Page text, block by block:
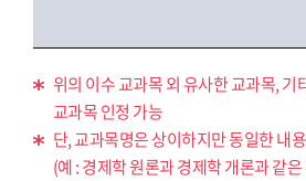
위의 이수 교과목 외 유사한 교과목,
교과목 인정 가능
단, 교과목명은 상이하지만 동일한 내
(예 : 경제학 원론과 경제학 개론과 같